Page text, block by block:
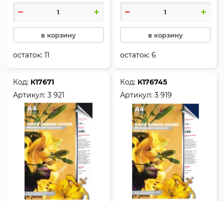
в корзину
остаток:11
в корзину
остаток:6
Код: К17671
Артикул:3 921
Код: К176745
Артикул:3 919